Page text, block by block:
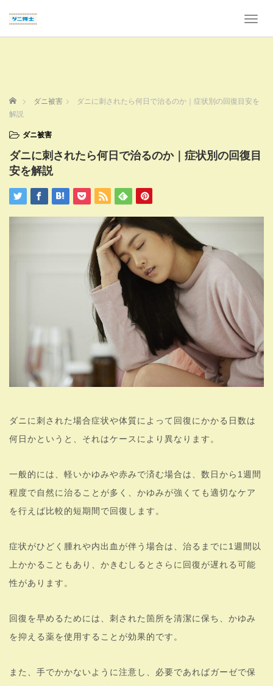
T
a
a
ホーム ダニ被害
ダニに刺されたら何日で治るのか｜症状別の回復目安を
解説
ダニ被害
ダニに刺されたら何日で治るのか｜症状別の回復目
安を解説
ダニに刺された場合症状や体質によって回復にかかる日数は
何日かというと、それはケースにより異なります。
一般的には、軽いかゆみや赤みで済む場合は、数日から1週間
程度で自然に治ることが多く、かゆみが強くても適切なケア
を行えば比較的短期間で回復します。
症状がひどく腫れや内出血が伴う場合は、治るまでに1週間以
上かかることもあり、かきむしるとさらに回復が遅れる可能
性があります。
回復を早めるためには、刺された箇所を清潔に保ち、かゆみ
を抑える薬を使用することが効果的です。
また、手でかかないように注意し、必要であればガーゼで保